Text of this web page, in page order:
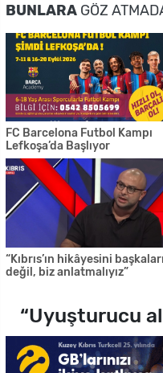
BUNLARA GÖZ
FC Barcelona Futbol Kampı
Lefkoşa’da Başlıyor
“Kıbrıs’ın hikâyesini başkaları
değil, biz anlatmalıyız”
“Uyuşturucu